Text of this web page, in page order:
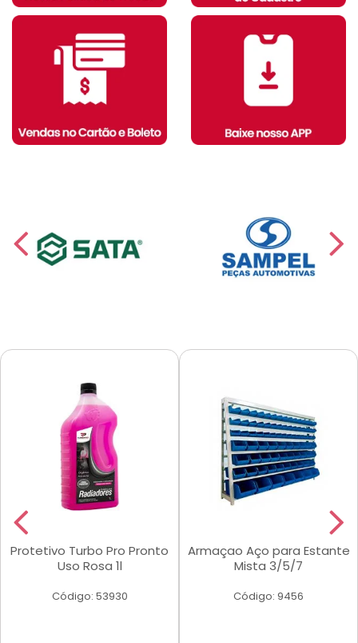
Protetivo Turbo Pro Pronto
Uso Rosa 1l
Código: 53930
Armaçao Aço para Estante
Mista 3/5/7
Código: 9456